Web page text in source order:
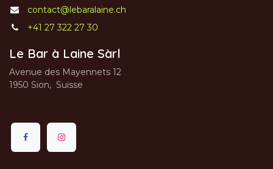
contact@lebaralaine.ch
+41 27 322 27 30
Le Bar à Laine Sàrl
Avenue des Mayennets 12
1950 Sion, Suisse